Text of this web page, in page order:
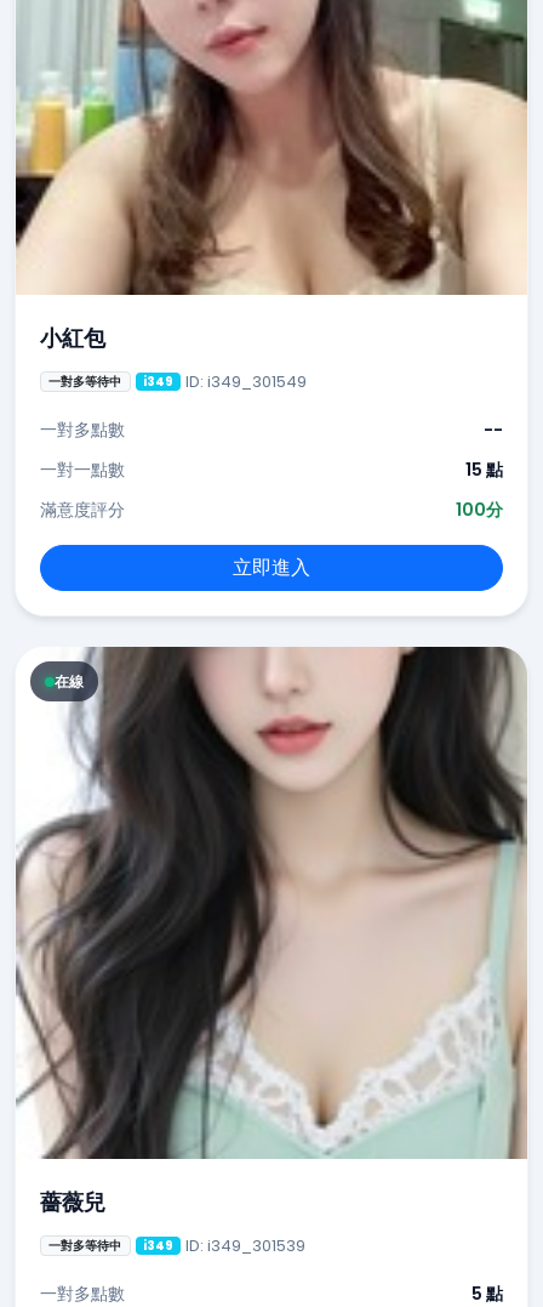
小紅包
一對多等待中 i349 ID: i349_301549
一對多點數
--
一對一點數
15 點
滿意度評分
100分
立即進入
在線
薔薇兒
一對多等待中 i349 ID: i349_301539
一對多點數
5 點